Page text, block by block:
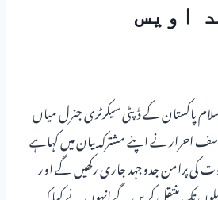
اویس
پاکستان کے ڈپٹی سیکرٹری جنرل میاں
احرار نے اپنے مشترکہ بیان میں کہاہے
کی پرامن جدوجہد جاری رکھیں گے اور